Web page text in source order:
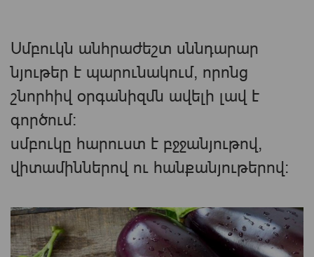
Սմբուկն անհրաժեշտ սննդարար
նյութեր է պարունակում, որոնց
շնորհիվ օրգանիզմն ավելի լավ է
գործում։
սմբուկը հարուստ է բջջանյութով,
վիտամիններով ու հանքանյութերով: